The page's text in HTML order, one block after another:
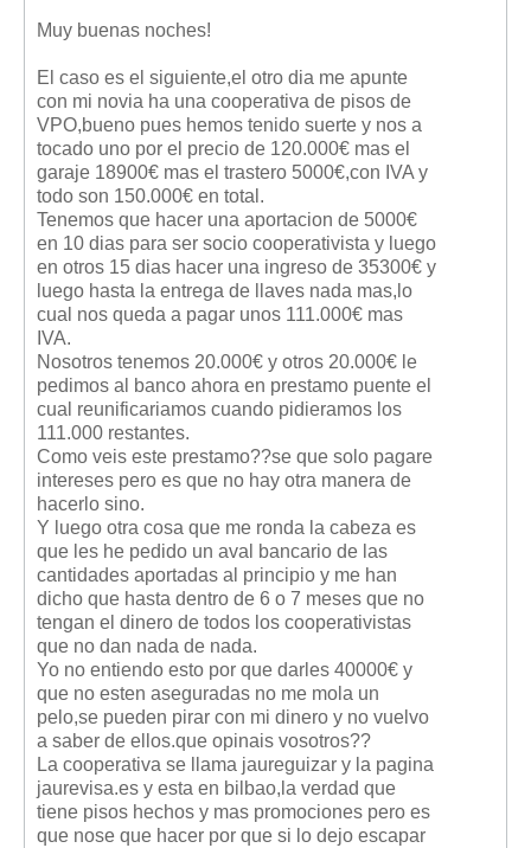
Legislación sobre la Comunidad de Propietarios
Legislación sobre Adquisición de Vivienda en Propiedad
Legislación de interés práctico
Diccionario
Usuario
Entrar / Salir
Mis boletines
Muy buenas noches!
El caso es el siguiente,el otro dia me apunte
con mi novia ha una cooperativa de pisos de
VPO,bueno pues hemos tenido suerte y nos a
tocado uno por el precio de 120.000€ mas el
garaje 18900€ mas el trastero 5000€,con IVA y
todo son 150.000€ en total.
Tenemos que hacer una aportacion de 5000€
en 10 dias para ser socio cooperativista y luego
en otros 15 dias hacer una ingreso de 35300€ y
luego hasta la entrega de llaves nada mas,lo
cual nos queda a pagar unos 111.000€ mas
IVA.
Nosotros tenemos 20.000€ y otros 20.000€ le
pedimos al banco ahora en prestamo puente el
cual reunificariamos cuando pidieramos los
111.000 restantes.
Como veis este prestamo??se que solo pagare
intereses pero es que no hay otra manera de
hacerlo sino.
Y luego otra cosa que me ronda la cabeza es
que les he pedido un aval bancario de las
cantidades aportadas al principio y me han
dicho que hasta dentro de 6 o 7 meses que no
tengan el dinero de todos los cooperativistas
que no dan nada de nada.
Yo no entiendo esto por que darles 40000€ y
que no esten aseguradas no me mola un
pelo,se pueden pirar con mi dinero y no vuelvo
a saber de ellos.que opinais vosotros??
La cooperativa se llama jaureguizar y la pagina
jaurevisa.es y esta en bilbao,la verdad que
tiene pisos hechos y mas promociones pero es
que nose que hacer por que si lo dejo escapar